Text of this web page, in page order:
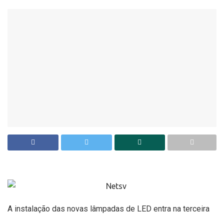
A instalação das novas lâmpadas de LED entra na terceira